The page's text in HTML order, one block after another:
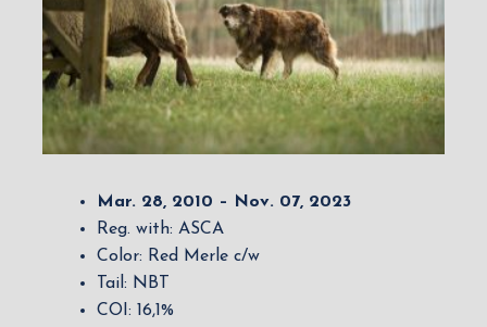
Mar. 28, 2010 – Nov. 07, 2023
Reg. with: ASCA
Color: Red Merle c/w
Tail: NBT
COI: 16,1%